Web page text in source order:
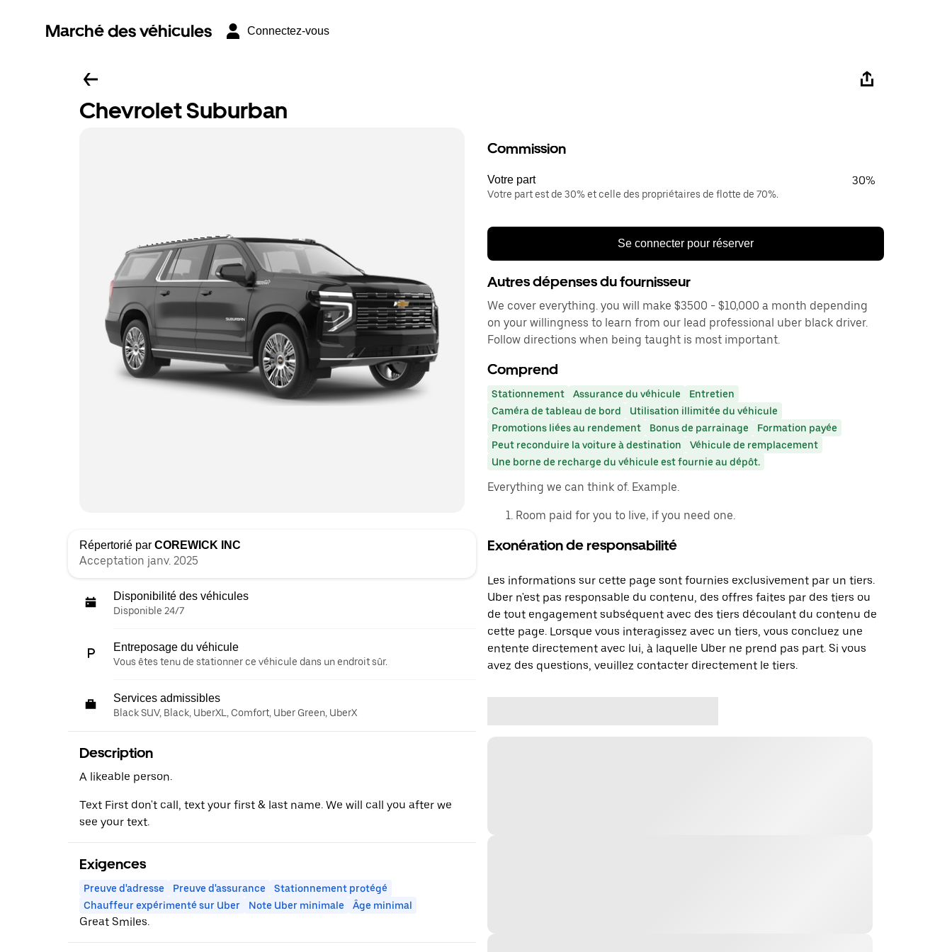
Marché des véhicules Connectez-vous
Chevrolet Suburban
Répertorié par COREWICK INC
Acceptation janv. 2025
Disponibilité des véhicules
Disponible 24/7
Entreposage du véhicule
Vous êtes tenu de stationner ce véhicule dans un endroit sûr.
Services admissibles
Black SUV, Black, UberXL, Comfort, Uber Green, UberX
Description
A likeable person.
Text First don't call, text your first & last name. We will call you after we
see your text.
Exigences
Preuve d'adresse Preuve d'assurance
Stationnement protégé
Chauffeur expérimenté sur Uber
Note Uber minimale Âge minimal
Great Smiles.
Commission
Votre part
Votre part est de 30% et celle des propriétaires de flotte de 70%.
30%
Se connecter pour réserver
Autres dépenses du fournisseur
We cover everything. you will make $3500 - $10,000 a month depending
on your willingness to learn from our lead professional uber black driver.
Follow directions when being taught is most important.
Comprend
Stationnement Assurance du véhicule
Entretien
Caméra de tableau de bord
Utilisation illimitée du véhicule
Promotions liées au rendement
Bonus de parrainage
Formation payée
Peut reconduire la voiture à destination
Véhicule de remplacement
Une borne de recharge du véhicule est fournie au dépôt.
Everything we can think of. Example.
Room paid for you to live, if you need one.
Exonération de responsabilité
Les informations sur cette page sont fournies exclusivement par un tiers.
Uber n'est pas responsable du contenu, des offres faites par des tiers ou
de tout engagement subséquent avec des tiers découlant du contenu de
cette page. Lorsque vous interagissez avec un tiers, vous concluez une
entente directement avec lui, à laquelle Uber ne prend pas part. Si vous
avez des questions, veuillez contacter directement le tiers.